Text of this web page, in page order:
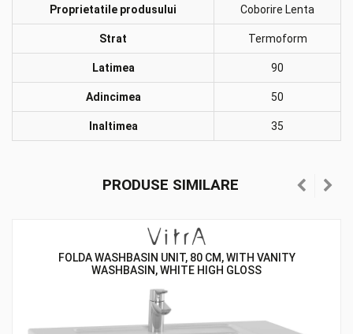
Proprietatile produsului Coborire Lenta
Strat Termoform
Latimea 90
Adincimea 50
Inaltimea 35
PRODUSE SIMILARE
FOLDA WASHBASIN UNIT, 80 CM, WITH VANITY
WASHBASIN, WHITE HIGH GLOSS